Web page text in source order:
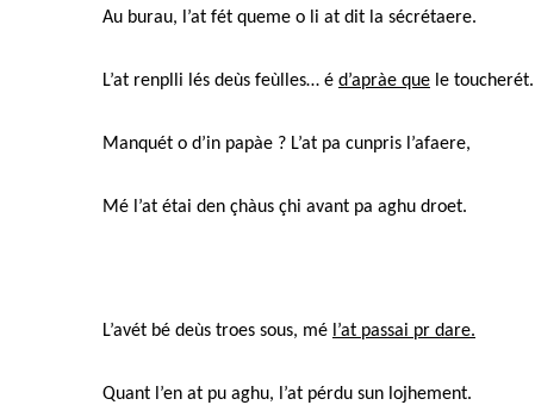
Au burau, l’at fét queme o li at dit la sécrétaere.
L’at renplli lés deùs feùlles… é d’apràe que le toucherét.
Manquét o d’in papàe ? L’at pa cunpris l’afaere,
Mé l’at étai den çhàus çhi avant pa aghu droet.
L’avét bé deùs troes sous, mé l’at passai pr dare.
Quant l’en at pu aghu, l’at pérdu sun lojhement.